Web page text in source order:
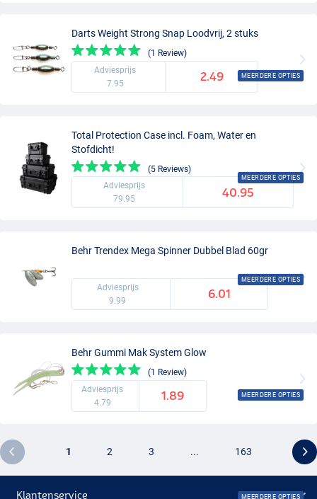
MEERDERE OPTIES
MEERDERE OPTIES
Darts Weight Strong Snap Loodvrij, 2 stuks
(1 Review)
Adviesprijs
7.95
2.49
MEERDERE OPTIES
Total Protection Case incl. Foam, Water en
Stofdicht!
(5 Reviews)
Adviesprijs
79.95
40.95
MEERDERE OPTIES
Behr Trendex Mega Spinner Dubbel Blad 60gr
Adviesprijs
9.99
6.01
MEERDERE OPTIES
Behr Gummi Mak System Glow
(1 Review)
Adviesprijs
4.79
1.89
1 2 3 ... 163
Klantenservice